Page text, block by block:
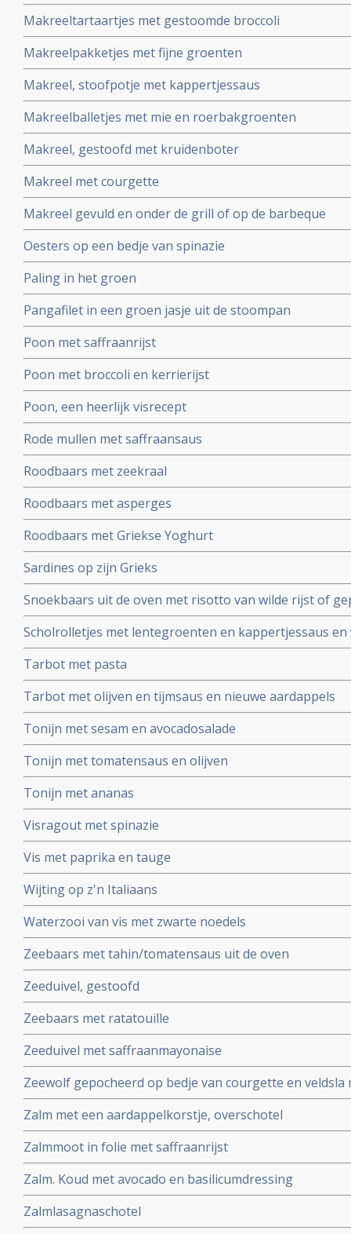
Makreeltartaartjes met gestoomde broccoli
Makreelpakketjes met fijne groenten
Makreel, stoofpotje met kappertjessaus
Makreelballetjes met mie en roerbakgroenten
Makreel, gestoofd met kruidenboter
Makreel met courgette
Makreel gevuld en onder de grill of op de barbeque
Oesters op een bedje van spinazie
Paling in het groen
Pangafilet in een groen jasje uit de stoompan
Poon met saffraanrijst
Poon met broccoli en kerrierijst
Poon, een heerlijk visrecept
Rode mullen met saffraansaus
Roodbaars met zeekraal
Roodbaars met asperges
Roodbaars met Griekse Yoghurt
Sardines op zijn Grieks
Snoekbaars uit de oven met risotto van wilde rijst of
Scholrolletjes met lentegroenten en kappertjessaus en
Tarbot met pasta
Tarbot met olijven en tijmsaus en nieuwe aardappels
Tonijn met sesam en avocadosalade
Tonijn met tomatensaus en olijven
Tonijn met ananas
Visragout met spinazie
Vis met paprika en tauge
Wijting op z'n Italiaans
Waterzooi van vis met zwarte noedels
Zeebaars met tahin/tomatensaus uit de oven
Zeeduivel, gestoofd
Zeebaars met ratatouille
Zeeduivel met saffraanmayonaise
Zeewolf gepocheerd op bedje van courgette en
Zalm met een aardappelkorstje, overschotel
Zalmmoot in folie met saffraanrijst
Zalm. Koud met avocado en basilicumdressing
Zalmlasagnaschotel